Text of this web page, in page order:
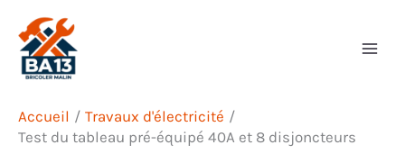
contenu
Accueil
Travaux d'électricité
Test du tableau pré-équipé 40A et 8 disjoncteurs
Rechercher